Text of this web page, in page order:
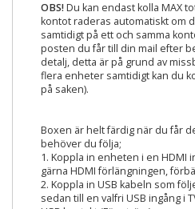
OBS!Du kan endast kolla MAX
kontot raderas automatiskt om
samtidigt på ett och samma
posten du får till din mail efter
detalj, detta är på grund av
flera enheter samtidigt kan du
på saken).
Boxen är helt färdig när du får
behöver du följa;
1. Koppla in enheten i en HDMI
gärna HDMI förlängningen,
2. Koppla in USB kabeln som
sedan till en valfri USB ingång i